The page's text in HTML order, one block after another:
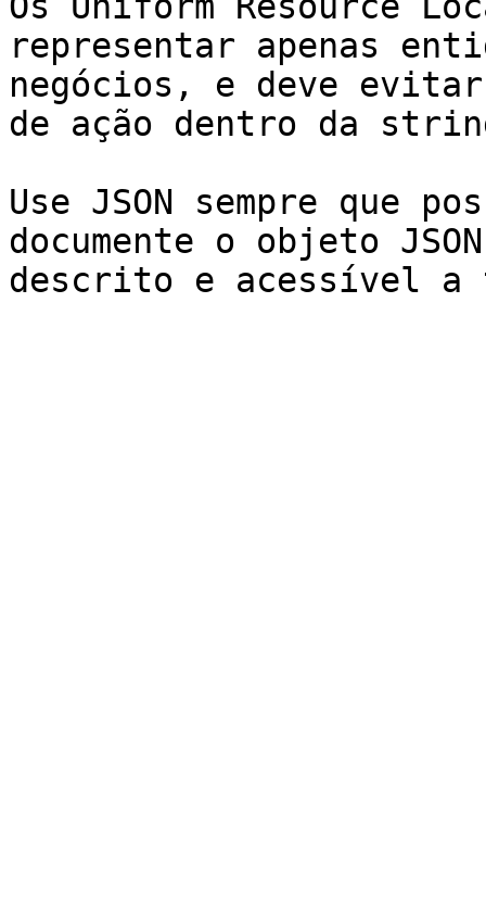
representar apenas
negócios, e deve
de ação dentro da
Use JSON sempre que
documente o objeto